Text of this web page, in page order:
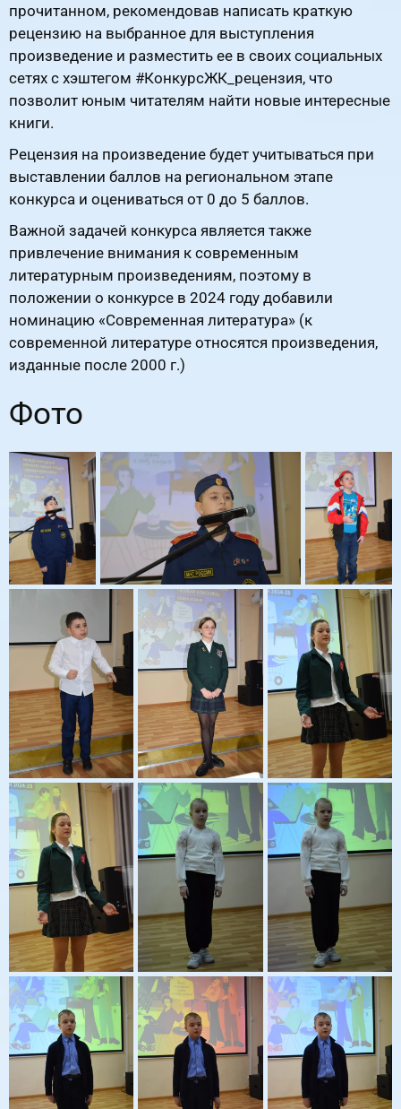
прочитанном, рекомендовав написать краткую
рецензию на выбранное для выступления
произведение и разместить ее в своих социальных
сетях с хэштегом #КонкурсЖК_рецензия, что
позволит юным читателям найти новые интересные
книги.
Рецензия на произведение будет учитываться при
выставлении баллов на региональном этапе
конкурса и оцениваться от 0 до 5 баллов.
Важной задачей конкурса является также
привлечение внимания к современным
литературным произведениям, поэтому в
положении о конкурсе в 2024 году добавили
номинацию «Современная литература» (к
современной литературе относятся произведения,
изданные после 2000 г.)
Фото